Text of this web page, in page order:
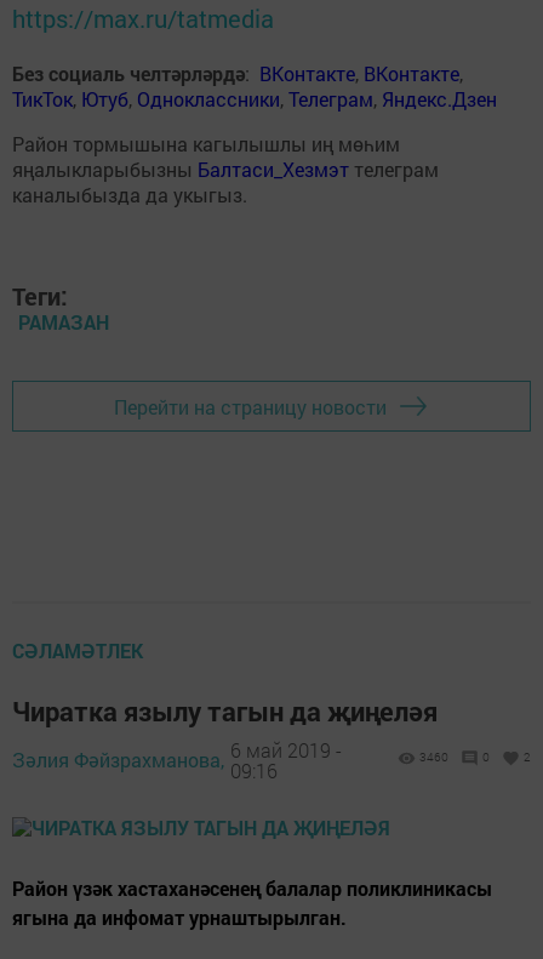
https://max.ru/tatmedia
Без социаль челтәрләрдә: ВКонтакте, ВКонтакте,
ТикТок, Ютуб, Одноклассники,Телеграм, Яндекс.Дзен
Район тормышына кагылышлы иң мөһим
яңалыкларыбызны Балтаси_Хезмэт телеграм
каналыбызда да укыгыз.
Теги:
РАМАЗАН
Перейти на страницу новости
СӘЛАМӘТЛЕК
Чиратка язылу тагын да җиңеләя
Зәлия Фәйзрахманова, 6 май 2019 -
09:16
3460 0 2
Район үзәк хастаханәсенең балалар поликлиникасы
ягына да инфомат урнаштырылган.